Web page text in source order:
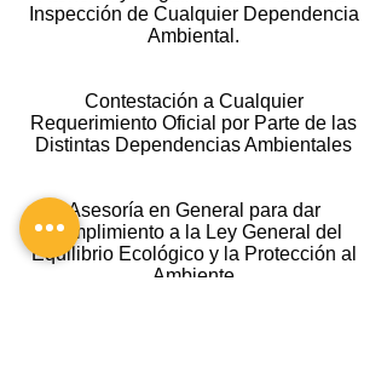
Inspección de Cualquier Dependencia
Ambiental.
Contestación a Cualquier
Requerimiento Oficial por Parte de las
Distintas Dependencias Ambientales
Asesoría en General para dar
Cumplimiento a la Ley General del
Equilibrio Ecológico y la Protección al
Ambiente